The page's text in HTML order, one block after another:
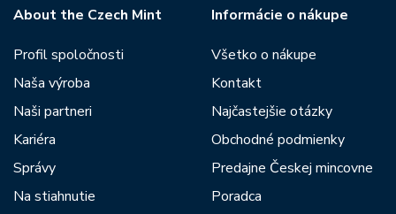
About the Czech Mint
Profil spoločnosti
Naša výroba
Naši partneri
Kariéra
Správy
Na stiahnutie
Informácie o nákupe
Všetko o nákupe
Kontakt
Najčastejšie otázky
Obchodné podmienky
Predajne Českej mincovne
Poradca